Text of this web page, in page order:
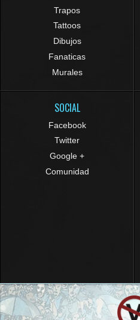
Trapos
Tattoos
Dibujos
Fanaticas
Murales
SOCIAL
Facebook
Twitter
Google +
Comunidad